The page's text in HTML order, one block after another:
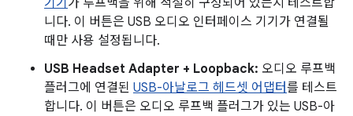
기기 가 루프백을 위해 적절히 구성되어 있는지 테스트합
니다. 이 버튼은 USB 오디오 인터페이스 기기가 연결될
때만 사용 설정됩니다.
USB Headset Adapter + Loopback: 오디오 루프백
플러그에 연결된 USB-아날로그 헤드셋 어댑터를 테스트
합니다. 이 버튼은 오디오 루프백 플러그가 있는 USB-아